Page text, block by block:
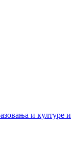
и културе